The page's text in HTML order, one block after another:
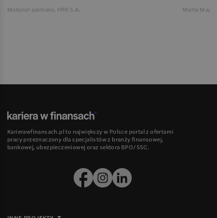
Materiał partnera, HRK S.A. Marta
Karierawfinansach.pl to największy w Polsce portal z ofertami
pracy przeznaczony dla specjalistów z branży finansowej,
bankowej, ubezpieczeniowej oraz sektora BPO/SSC.